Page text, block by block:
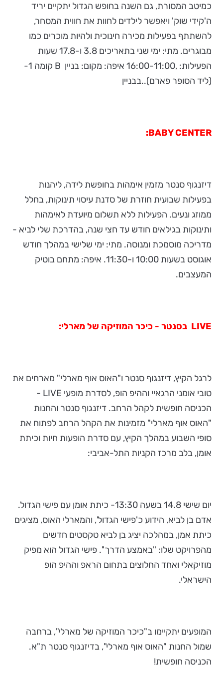
כמיטב המסורת, גם השנה בחופש הגדול יתקיים יריד
ה'קידי שוק' ויאפשר לילדים לחוות את חווית המסחר,
להשתתף בפעילות מכירה חינוכית ולהיות מוכרים כמו
מבוגרים. מתי: ימי שני בתאריכים 3.8 ו-17.8 שעות
הפעילות: ,16:00-11:00 איפה: מקום: בניין B קומה 1-
(ליד הסופר פארם)..בבניין
BABYCENTER
:
דיזנגוף סנטר מזמין אימהות בחופשת לידה, ליהנות
בפעילות שבועית חוזרת של סדנת עיסוי תינוקות, בחלל
ממוזג ונעים. הפעילות ללא תשלום מיועדת לאימהות
ותינוקות בגילאים חודש עד חצי שנה, בהדרכת שלי לביא -
מדריכה מוסמכת ומנוסה. מתי: ימי שלישי במהלך חודש
אוגוסט בשעות 10:00 ו-11:30. איפה: מתחם בוטיק
המעצבים.
LIVE בסנטר - כיכר המוזיקה של מארלי:
לרגל הקיץ, דיזנגוף סנטר ו"האוס אוף מארלי" מארחים את
טובי אומני הרגאיי וההיפ הופ, לסדרת מופעי LIVE -
הכניסה חופשית לקהל הרחב. דיזנגוף סנטר והחנות
"האוס אוף מארלי" מזמינות את הקהל הרחב לפתוח את
סופי השבוע במהלך הקיץ, עם סדרת הופעות חיות וכיתת
אומן, בלב מרכז הקניות התל-אביבי:
יום שישי 14.8 בשעה 13:30- כיתת אומן עם פישי הגדול.
אדם בן לביא, הידוע כ'פישי הגדול', והמארלי האוס, מציגים
כיתת אמן, במהלכה יציג בן לביא טקסטים חדשים
מהפרויקט שלו: ''באמצע הדרך''. פישי הגדול הוא מפיק
מוזיקאלי ואחד החלוצים בתחום הראפ וההיפ הופ
הישראלי.
המופעים יתקיימו ב"כיכר המוזיקה של מארלי", ברחבה
שמול החנות "האוס אוף מארלי", בדיזנגוף סנטר ת"א.
הכניסה חופשית!